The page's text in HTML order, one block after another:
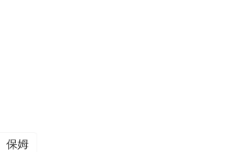
保姆